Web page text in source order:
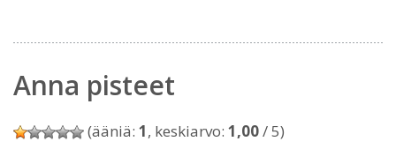
Anna pisteet
(ääniä: 1, keskiarvo: 1,00/ 5)